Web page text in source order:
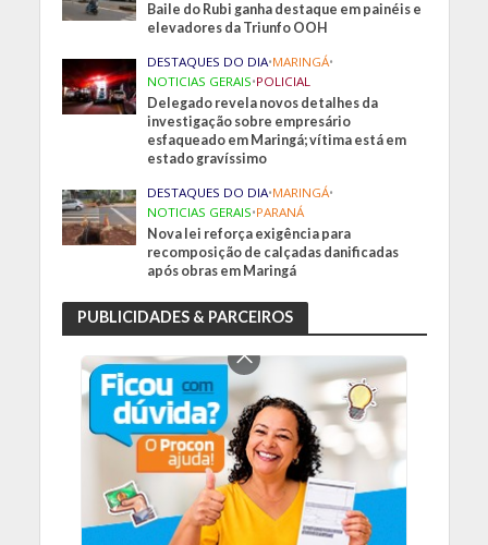
Baile do Rubi ganha destaque em painéis e
elevadores da Triunfo OOH
DESTAQUES DO DIA•MARINGÁ•
NOTICIAS GERAIS•POLICIAL
Delegado revela novos detalhes da
investigação sobre empresário
esfaqueado em Maringá; vítima está em
estado gravíssimo
DESTAQUES DO DIA•MARINGÁ•
NOTICIAS GERAIS•PARANÁ
Nova lei reforça exigência para
recomposição de calçadas danificadas
após obras em Maringá
PUBLICIDADES & PARCEIROS